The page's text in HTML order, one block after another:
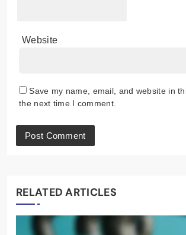
Website
Save my name, email, and website in
the next time I comment.
RELATED ARTICLES